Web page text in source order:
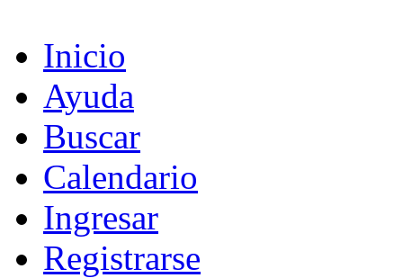
Inicio
Ayuda
Buscar
Calendario
Ingresar
Registrarse